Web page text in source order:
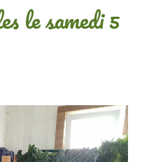
le samedi 5